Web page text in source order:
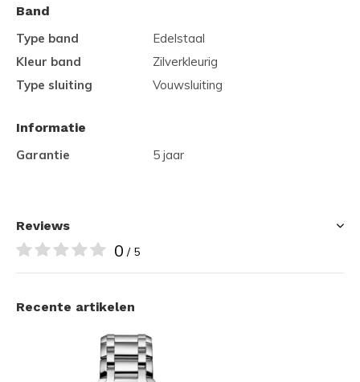
Band
Type band
Edelstaal
Kleur band
Zilverkleurig
Type sluiting
Vouwsluiting
Informatie
Garantie
5 jaar
Reviews
0 / 5
Recente artikelen